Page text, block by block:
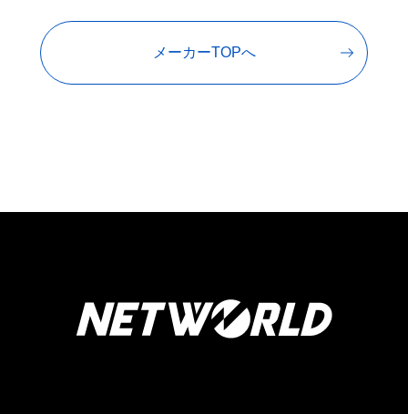
メーカーTOPへ